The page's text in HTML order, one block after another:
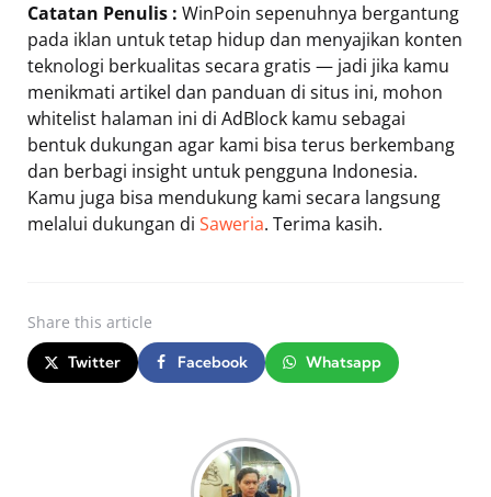
Catatan Penulis : WinPoin sepenuhnya bergantung
pada iklan untuk tetap hidup dan menyajikan konten
teknologi berkualitas secara gratis — jadi jika kamu
menikmati artikel dan panduan di situs ini, mohon
whitelist halaman ini di AdBlock kamu sebagai
bentuk dukungan agar kami bisa terus berkembang
dan berbagi insight untuk pengguna Indonesia.
Kamu juga bisa mendukung kami secara langsung
melalui dukungan di Saweria. Terima kasih.
Share this article
Twitter Facebook Whatsapp